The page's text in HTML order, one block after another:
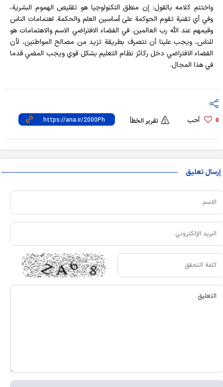
واختتم كلامه بالقول: إن منطق التكنولوجيا هو تقليص الهموم البشرية،
وفي أي تقنية تقوم الحوكمة على أساسين العلم والحكمة. اهتمامات الناس
وقيمهم عند الله رب العالمين. في الفضاء الافتراضي الاسم والاهتمامات هو
للناس، ويجب علينا أن نتصرف بطريقة تزيد من مصالح المواطنين، لأن
الفضاء الافتراضي دخل ركائز نظام التعليم بشكل قوي ويجب المضي قدما
في هذا المجال.
0 أحب تقرير الخطأ
إرسال تعليق